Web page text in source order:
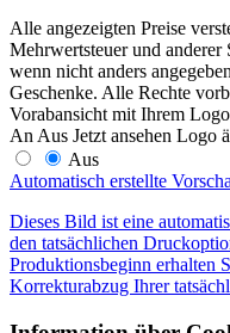
Alle angezeigten Preise
Mehrwertsteuer und anderer
wenn nicht anders
Geschenke. Alle Rechte
Vorabansicht mit Ihrem
An Aus Jetzt ansehen Logo
Aus
Automatisch erstellte
Dieses Bild ist eine
den tatsächlichen
Produktionsbeginn erhalten
Korrekturabzug Ihrer